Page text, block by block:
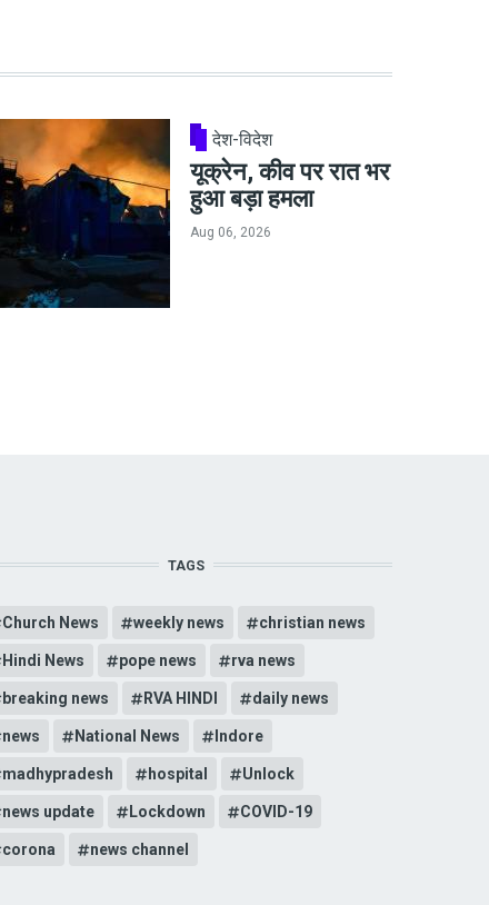
देश-विदेश
यूक्रेन, कीव पर रात भर
हुआ बड़ा हमला
Aug 06, 2026
TAGS
Church News weekly news christian news
Hindi News pope news rva news
breaking news RVA HINDI daily news
news National News Indore
madhypradesh hospital Unlock
news update Lockdown COVID-19
corona news channel